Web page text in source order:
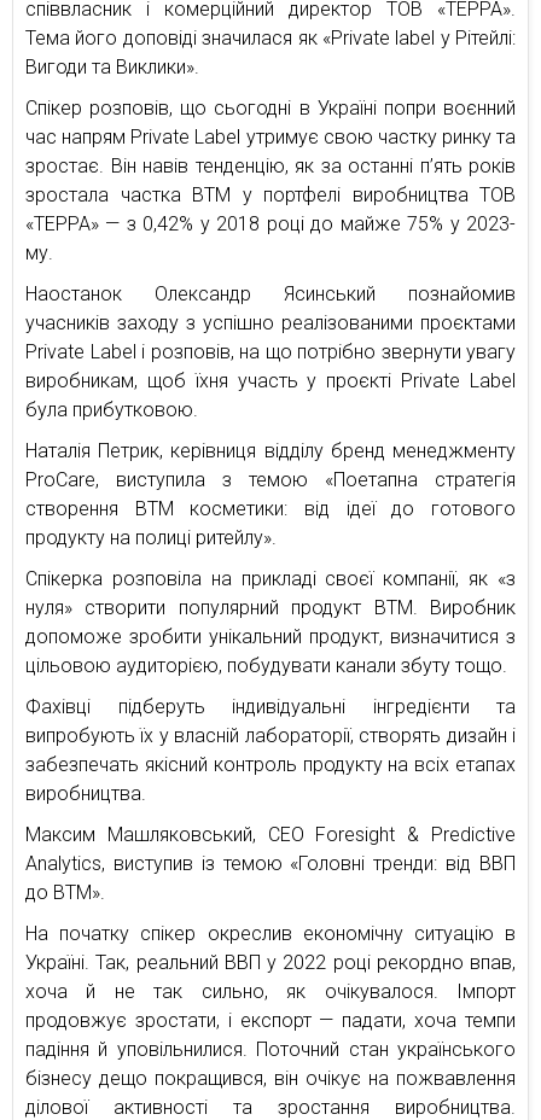
співвласник і комерційний директор ТОВ «ТЕРРА».
Тема його доповіді значилася як «Private label у Рітейлі:
Вигоди та Виклики».
Спікер розповів, що сьогодні в Україні попри воєнний
час напрям Private Label утримує свою частку ринку та
зростає. Він навів тенденцію, як за останні п’ять років
зростала частка ВТМ у портфелі виробництва ТОВ
«ТЕРРА» — з 0,42% у 2018 році до майже 75% у 2023-
му.
Наостанок Олександр Ясинський познайомив
учасників заходу з успішно реалізованими проєктами
Private Label і розповів, на що потрібно звернути увагу
виробникам, щоб їхня участь у проєкті Private Label
була прибутковою.
Наталія Петрик, керівниця відділу бренд менеджменту
ProCare, виступила з темою «Поетапна стратегія
створення ВТМ косметики: від ідеї до готового
продукту на полиці ритейлу».
Спікерка розповіла на прикладі своєї компанії, як «з
нуля» створити популярний продукт ВТМ. Виробник
допоможе зробити унікальний продукт, визначитися з
цільовою аудиторією, побудувати канали збуту тощо.
Фахівці підберуть індивідуальні інгредієнти та
випробують їх у власній лабораторії, створять дизайн і
забезпечать якісний контроль продукту на всіх етапах
виробництва.
Максим Машляковський, CEO Foresight & Predictive
Analytics, виступив із темою «Головні тренди: від ВВП
до ВТМ».
На початку спікер окреслив економічну ситуацію в
Україні. Так, реальний ВВП у 2022 році рекордно впав,
хоча й не так сильно, як очікувалося. Імпорт
продовжує зростати, і експорт — падати, хоча темпи
падіння й уповільнилися. Поточний стан українського
бізнесу дещо покращився, він очікує на пожвавлення
ділової активності та зростання виробництва.